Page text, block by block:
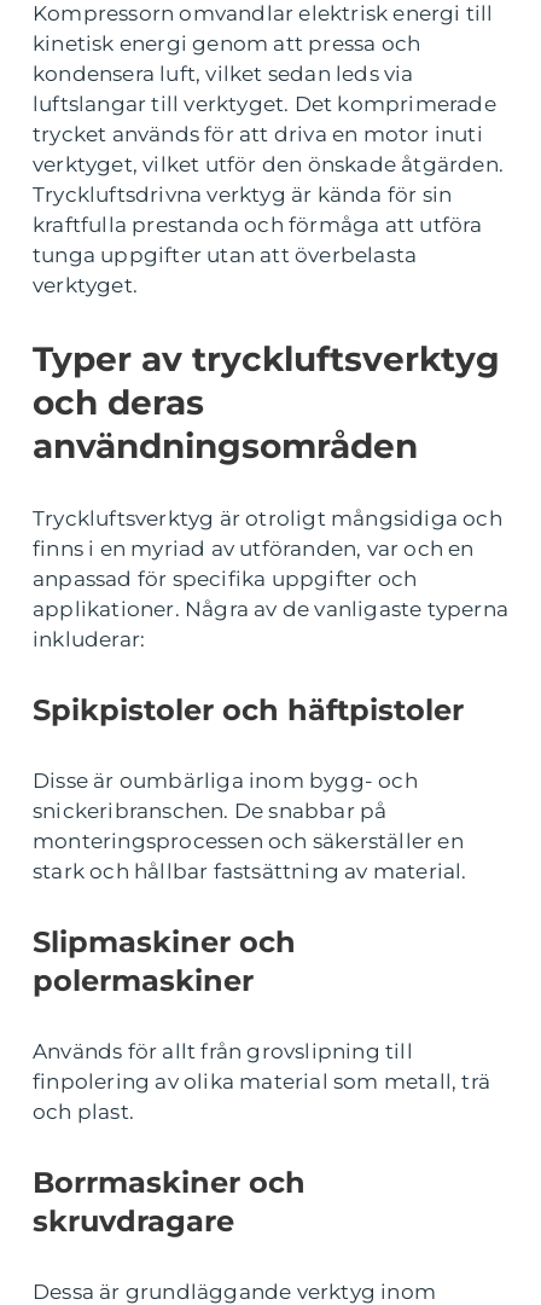
Kompressorn omvandlar elektrisk energi till
kinetisk energi genom att pressa och
kondensera luft, vilket sedan leds via
luftslangar till verktyget. Det komprimerade
trycket används för att driva en motor inuti
verktyget, vilket utför den önskade åtgärden.
Tryckluftsdrivna verktyg är kända för sin
kraftfulla prestanda och förmåga att utföra
tunga uppgifter utan att överbelasta
verktyget.
Typer av tryckluftsverktyg
och deras
användningsområden
Tryckluftsverktyg är otroligt mångsidiga och
finns i en myriad av utföranden, var och en
anpassad för specifika uppgifter och
applikationer. Några av de vanligaste typerna
inkluderar:
Spikpistoler och häftpistoler
Disse är oumbärliga inom bygg- och
snickeribranschen. De snabbar på
monteringsprocessen och säkerställer en
stark och hållbar fastsättning av material.
Slipmaskiner och
polermaskiner
Används för allt från grovslipning till
finpolering av olika material som metall, trä
och plast.
Borrmaskiner och
skruvdragare
Dessa är grundläggande verktyg inom